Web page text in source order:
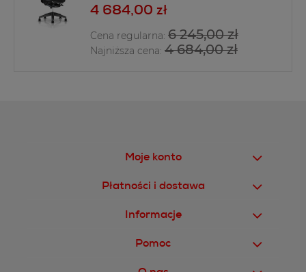
4 684,00 zł
Cena regularna: 6 245,00 zł
Najniższa cena: 4 684,00 zł
Moje konto
Płatności i dostawa
Informacje
Pomoc